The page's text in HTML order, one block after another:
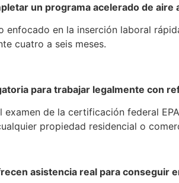
un programa acelerado de aire
enfocado en la inserción laboral
cuatro a seis meses.
para trabajar legalmente con
examen de la certificación federal
propiedad residencial o
asistencia real para conseguir